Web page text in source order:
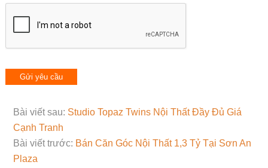
Bài viết sau: Studio Topaz Twins Nội Thất Đầy Đủ Giá
Cạnh Tranh
Bài viết trước: Bán Căn Góc Nội Thất 1,3 Tỷ Tại Sơn An
Plaza